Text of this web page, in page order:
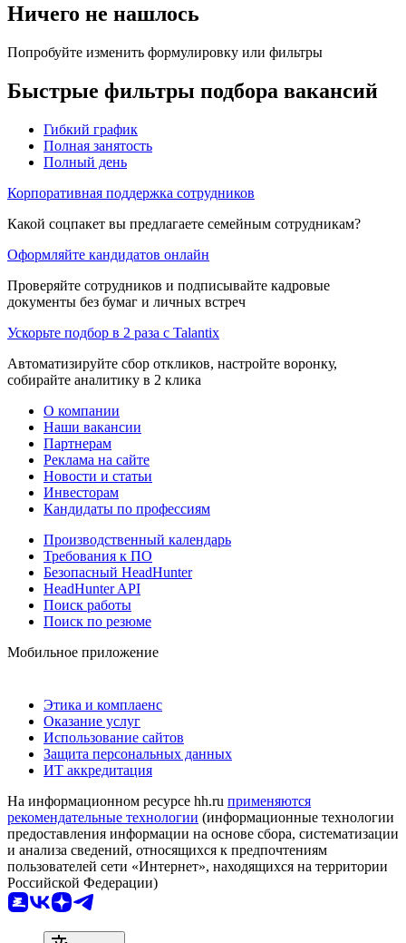
Ничего не нашлось
Попробуйте изменить формулировку или фильтры
Быстрые фильтры подбора вакансий
Гибкий график
Полная занятость
Полный день
Корпоративная поддержка сотрудников
Какой соцпакет вы предлагаете семейным сотрудникам?
Оформляйте кандидатов онлайн
Проверяйте сотрудников и подписывайте кадровые
документы без бумаг и личных встреч
Ускорьте подбор в 2 раза с Talantix
Автоматизируйте сбор откликов, настройте воронку,
собирайте аналитику в 2 клика
О компании
Наши вакансии
Партнерам
Реклама на сайте
Новости и статьи
Инвесторам
Кандидаты по профессиям
Производственный календарь
Требования к ПО
Безопасный HeadHunter
HeadHunter API
Поиск работы
Поиск по резюме
Мобильное приложение
Этика и комплаенс
Оказание услуг
Использование сайтов
Защита персональных данных
ИТ аккредитация
На информационном ресурсе hh.ru применяются
рекомендательные технологии (информационные технологии
предоставления информации на основе сбора, систематизации
и анализа сведений, относящихся к предпочтениям
пользователей сети «Интернет», находящихся на территории
Российской Федерации)